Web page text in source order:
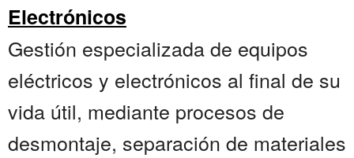
Electrónicos
Gestión especializada de equipos
eléctricos y electrónicos al final de su
vida útil, mediante procesos de
desmontaje, separación de materiales